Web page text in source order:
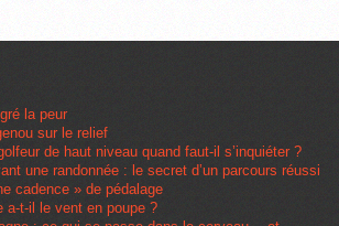
la peur
sur le relief
de haut niveau quand faut-il s’inquiéter ?
une randonnée : le secret d’un parcours réussi
cadence » de pédalage
a-t-il le vent en poupe ?